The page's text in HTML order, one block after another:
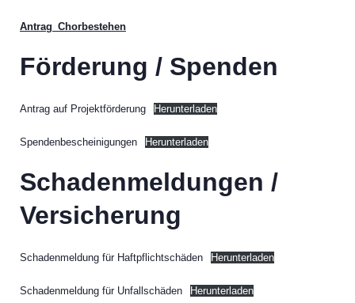
Antrag_Chorbestehen
Förderung / Spenden
Antrag auf Projektförderung Herunterladen
Spendenbescheinigungen Herunterladen
Schadenmeldungen /
Versicherung
Schadenmeldung für Haftpflichtschäden Herunterladen
Schadenmeldung für Unfallschäden Herunterladen